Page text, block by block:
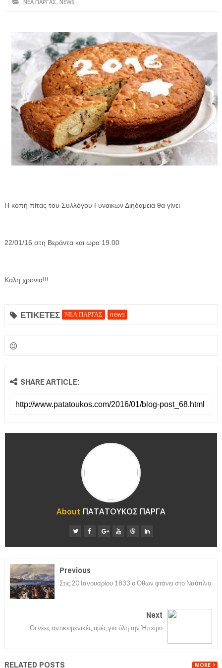
ΗΠΕΙΡΟΣ
ΙΩΑΝΝΙΝΑ
ΘΕΣΠΡΩΤΙΑ
ΙΟΝΙΑ ΝΗΣΙΑ
ΚΑΙ ΕΛΛΑΔΑ
ΥΓΕΙΑ-ΟΜΟΡΦΙΑ
ΠΟΛΙΤΙΣΜΟΣ
ΤΕΧΝΟΛΟΓΙΑ
ΝΕΑ ΠΑΡΓΑΣ, NEWS
Η κοπή πίτας του Συλλόγου Γυναικων Διηδαμεια θα γίνει
22/01/16 στη Βεράντα και ωρα 19.00
Καλη χρονια!!!
ΕΤΙΚΕΤΕΣ ΝΕΑ ΠΑΡΓΑΣ news
SHARE ARTICLE:
About ΠΑΤΑΤΟΥΚΟΣ ΠΑΡΓΑ
Previous
Στις 20 Ιανουαρίου 1833 ο Όθων φτάνει στο Ναύπλιο
Next
Οι νέες αντικειμενικές τιμές για όλη την Ήπειρο
RELATED POSTS MORE